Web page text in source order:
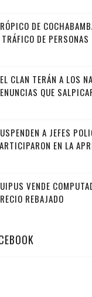
DE
DE PERSONAS
CLAN TERÁN A LOS
QUE
A JEFES
EN LA
VENDE
REBAJADO